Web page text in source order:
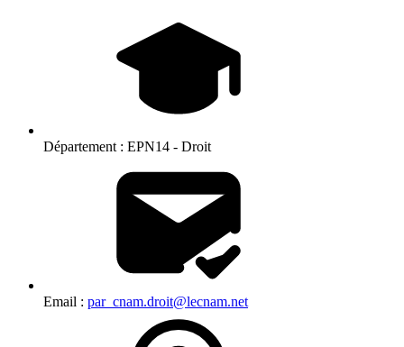
Département : EPN14 - Droit
Email : par_cnam.droit@lecnam.net